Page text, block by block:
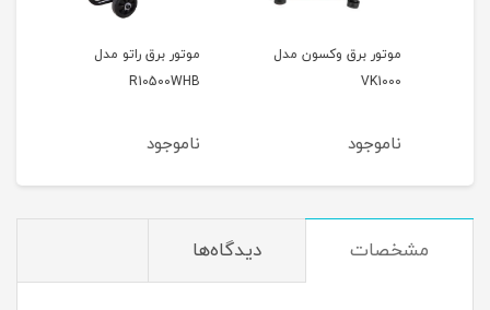
موتور برق وکسون مدل
VK1000
ناموجود
موتور برق راتو مدل
R10500WHB
ناموجود
مشخصات دیدگاه‌ها